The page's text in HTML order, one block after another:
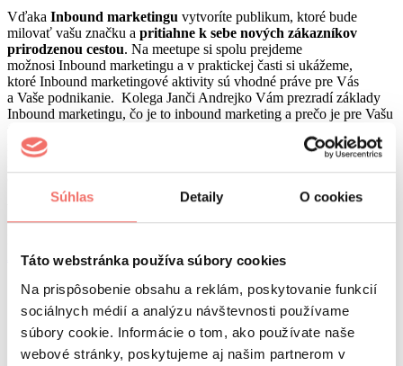
Súhlas Detaily O cookies
Táto webstránka používa súbory cookies
Na prispôsobenie obsahu a reklám, poskytovanie funkcií
sociálnych médií a analýzu návštevnosti používame
súbory cookie. Informácie o tom, ako používate naše
webové stránky, poskytujeme aj našim partnerom v
Vďaka Inbound marketingu vytvoríte publikum, ktoré bude
milovať vašu značku a pritiahne k sebe nových zákazníkov
prirodzenou cestou. Na meetupe si spolu prejdeme
možnosi Inbound marketingu a v praktickej časti si ukážeme,
ktoré Inbound marketingové aktivity sú vhodné práve pre Vás
a Vaše podnikanie. Kolega Janči Andrejko Vám prezradí základy
Inbound marketingu, čo je to inbound marketing a prečo je pre Vašu
inbound marketingom.
Meetup
AI Boost 2026 06. 10.
newsletter
Prihláste sa do nášho newslettra a buďte v obraze!